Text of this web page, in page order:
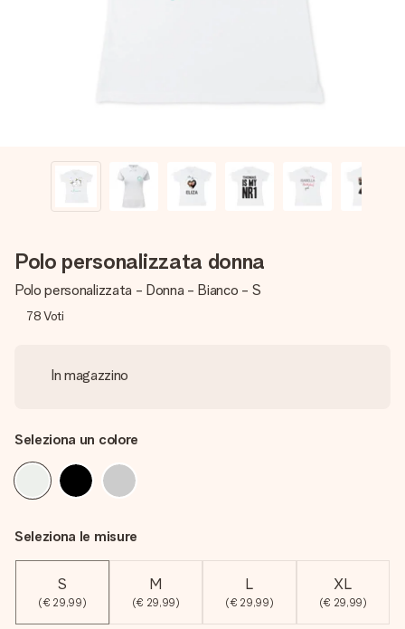
una tua foto o un messaggio che tocchi il cuore. Nessuna
Polo personalizzata donna
Polo personalizzata - Donna - Bianco - S
78Voti
In magazzino
Seleziona un colore
Seleziona le misure
S
(€ 29,99)
M
(€ 29,99)
L
(€ 29,99)
XL
(€ 29,99)